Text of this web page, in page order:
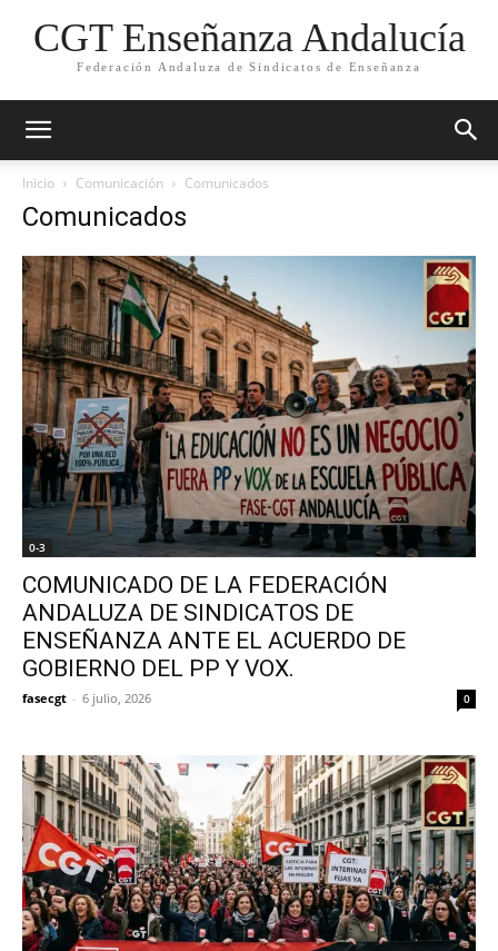
CGT Enseñanza Andalucía
Federación Andaluza de Sindicatos de Enseñanza
Inicio Comunicación Comunicados
Comunicados
0-3
COMUNICADO DE LA FEDERACIÓN
ANDALUZA DE SINDICATOS DE
ENSEÑANZA ANTE EL ACUERDO DE
GOBIERNO DEL PP Y VOX.
fasecgt - 6 julio, 2026 0